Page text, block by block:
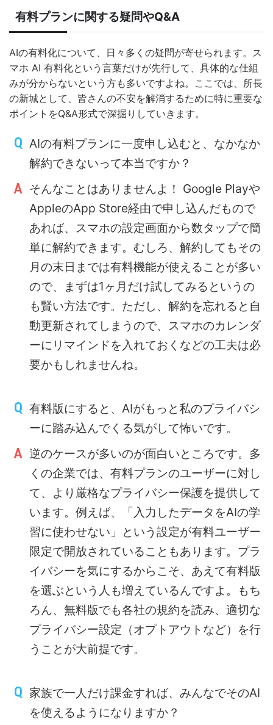
有料プランに関する疑問やQ&A
AIの有料化について、日々多くの疑問が寄せられます。ス
マホ AI 有料化という言葉だけが先行して、具体的な仕組
みが分からないという方も多いですよね。ここでは、所長
の新城として、皆さんの不安を解消するために特に重要な
ポイントをQ&A形式で深掘りしていきます。
AIの有料プランに一度申し込むと、なかなか
解約できないって本当ですか？
そんなことはありませんよ！ Google Playや
AppleのApp Store経由で申し込んだもので
あれば、スマホの設定画面から数タップで簡
単に解約できます。むしろ、解約してもその
月の末日までは有料機能が使えることが多い
ので、まずは1ヶ月だけ試してみるというの
も賢い方法です。ただし、解約を忘れると自
動更新されてしまうので、スマホのカレンダ
ーにリマインドを入れておくなどの工夫は必
要かもしれませんね。
有料版にすると、AIがもっと私のプライバシ
ーに踏み込んでくる気がして怖いです。
逆のケースが多いのが面白いところです。多
くの企業では、有料プランのユーザーに対し
て、より厳格なプライバシー保護を提供して
います。例えば、「入力したデータをAIの学
習に使わせない」という設定が有料ユーザー
限定で開放されていることもあります。プラ
イバシーを気にするからこそ、あえて有料版
を選ぶという人も増えているんですよ。もち
ろん、無料版でも各社の規約を読み、適切な
プライバシー設定（オプトアウトなど）を行
うことが大前提です。
家族で一人だけ課金すれば、みんなでそのAI
を使えるようになりますか？